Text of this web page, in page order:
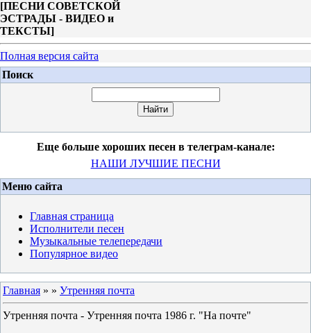
[ПЕСНИ СОВЕТСКОЙ
ЭСТРАДЫ - ВИДЕО и
ТЕКСТЫ]
Полная версия сайта
Поиск
Еще больше хороших песен в телеграм-канале:
НАШИ ЛУЧШИЕ ПЕСНИ
Меню сайта
Главная страница
Исполнители песен
Музыкальные телепередачи
Популярное видео
Главная » » Утренняя почта
Утренняя почта - Утренняя почта 1986 г. "На почте"